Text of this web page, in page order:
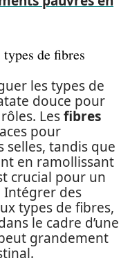
de fibres
les types de
douce pour
Lesfibres
pour
selles, tandis que
en ramollissant
crucial pour un
des
types de fibres,
le cadre d’une
grandement